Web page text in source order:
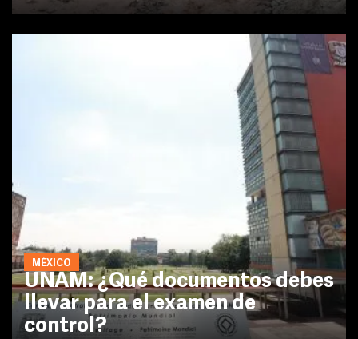
MÉXICO
UNAM: ¿Qué documentos debes
llevar para el examen de
control?